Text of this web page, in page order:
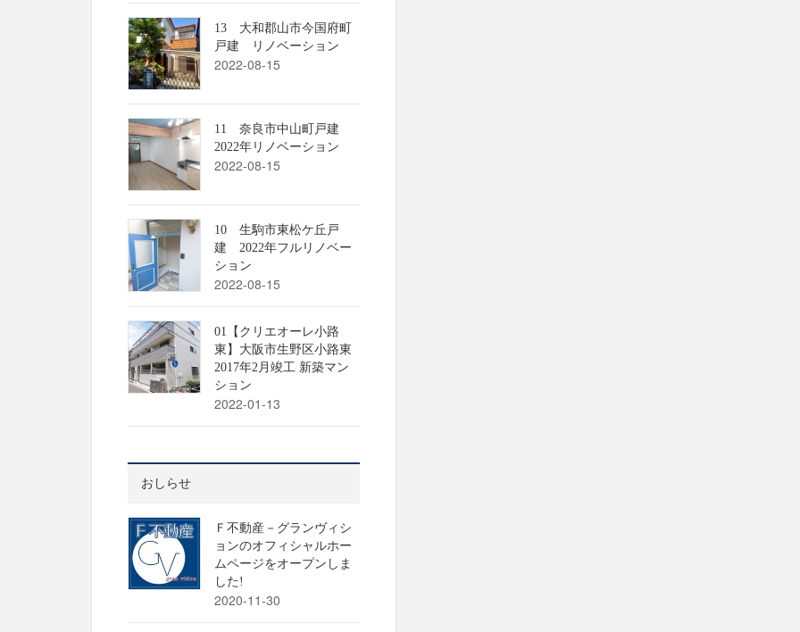
13 大和郡山市今国府町
戸建 リノベーション
2022-08-15
11 奈良市中山町戸建
2022年リノベーション
2022-08-15
10 生駒市東松ケ丘戸
建 2022年フルリノベー
ション
2022-08-15
01【クリエオーレ小路
東】大阪市生野区小路東
2017年2月竣工 新築マン
ション
2022-01-13
おしらせ
Ｆ不動産－グランヴィシ
ョンのオフィシャルホー
ムページをオープンしま
した!
2020-11-30